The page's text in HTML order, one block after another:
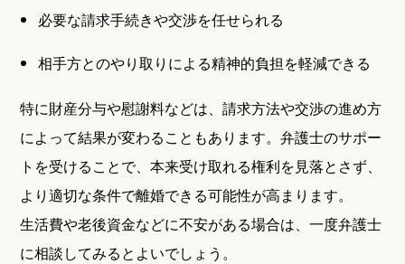
必要な請求手続きや交渉を任せられる
相手方とのやり取りによる精神的負担を軽減できる
特に財産分与や慰謝料などは、請求方法や交渉の進め方
によって結果が変わることもあります。弁護士のサポー
トを受けることで、本来受け取れる権利を見落とさず、
より適切な条件で離婚できる可能性が高まります。
生活費や老後資金などに不安がある場合は、一度弁護士
に相談してみるとよいでしょう。